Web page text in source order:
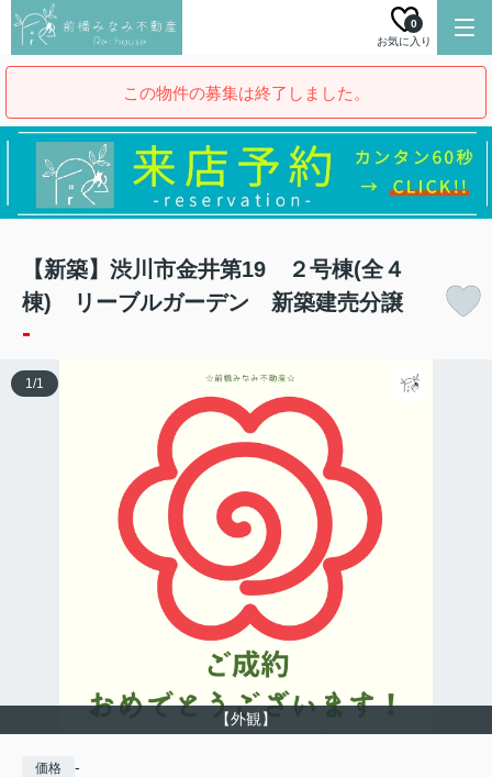
お気に入り
0
この物件の募集は終了しました。
【新築】渋川市金井第19 ２号棟(全４
棟) リーブルガーデン 新築建売分譲
-
【外観】
1/1
価格 -